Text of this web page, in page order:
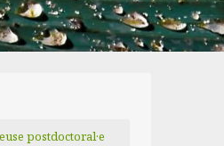
postdoctoral·e